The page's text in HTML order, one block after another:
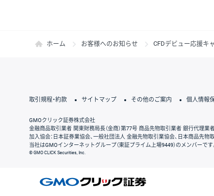
ホーム お客様へのお知らせ CFDデビュー応援キ
取引規程・約款 サイトマップ その他のご案内 個人情報
GMOクリック証券株式会社
金融商品取引業者 関東財務局長（金商）第77号 商品先物取引業者 銀行代理業
加入協会：日本証券業協会、一般社団法人 金融先物取引業協会、日本商品先物
当社はGMOインターネットグループ（東証プライム上場9449）のメンバーです
© GMO CLICK Securities, Inc.